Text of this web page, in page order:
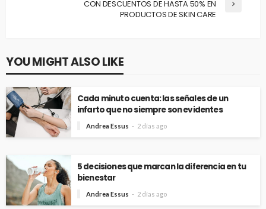
CON DESCUENTOS DE HASTA 50% EN
PRODUCTOS DE SKIN CARE
YOU MIGHT ALSO LIKE
Cada minuto cuenta: las señales de un
infarto que no siempre son evidentes
Andrea Essus 2 días ago
5 decisiones que marcan la diferencia en tu
bienestar
Andrea Essus 2 días ago